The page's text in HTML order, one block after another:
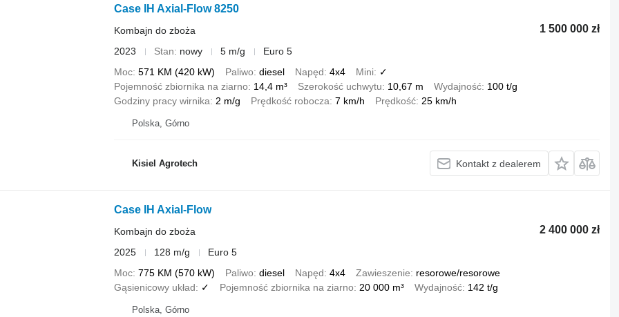
Case IH Axial-Flow 8250
1 500 000 zł
Kombajn do zboża
2023
Stan nowy 5 m/g
Euro 5
Moc 571 KM (420 kW) Paliwo diesel Napęd 4x4 Mini
✓
Pojemność zbiornika na ziarno
14,4 m³ Szerokość uchwytu 10,67 m Wydajność 100 t/g
Godziny pracy wirnika
2 m/g Prędkość robocza 7 km/h Prędkość 25 km/h
Polska, Górno
Kisiel Agrotech Kontakt z dealerem
Case IH Axial-Flow
2 400 000 zł
Kombajn do zboża
2025
128 m/g
Euro 5
Moc 775 KM (570 kW) Paliwo diesel Napęd 4x4 Zawieszenie
resorowe/resorowe
Gąsienicowy układ
✓ Pojemność zbiornika na ziarno 20 000 m³ Wydajność 142 t/g
Polska, Górno